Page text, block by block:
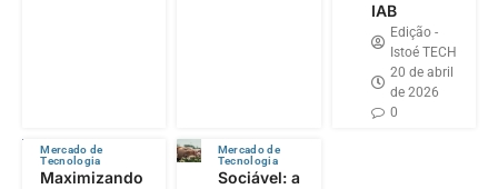
IAB
Edição -
Istoé TECH
20 de abril
de 2026
0
Mercado de
Tecnologia
Maximizando
Mercado de
Tecnologia
Sociável: a